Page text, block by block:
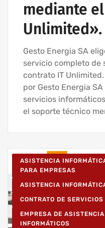
mediante
Unlimited».
Gesto Energia SA
servicio completo de
contrato IT
por Gesto Energia
servicios
el soporte técnico
ASISTENCIA
PARA EMPRESAS
ASISTENCIA
CONTRATO DE
EMPRESA DE
INFORMÁTICOS